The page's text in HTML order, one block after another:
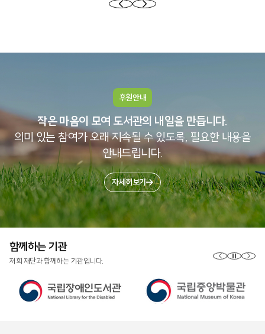
후원안내
작은 마음이 모여 도서관의 내일을 만듭니다.
의미 있는 참여가 오래 지속될 수 있도록, 필요한 내용을
안내드립니다.
자세히보기
함께하는 기관
저희 재단과 함께하는 기관입니다.